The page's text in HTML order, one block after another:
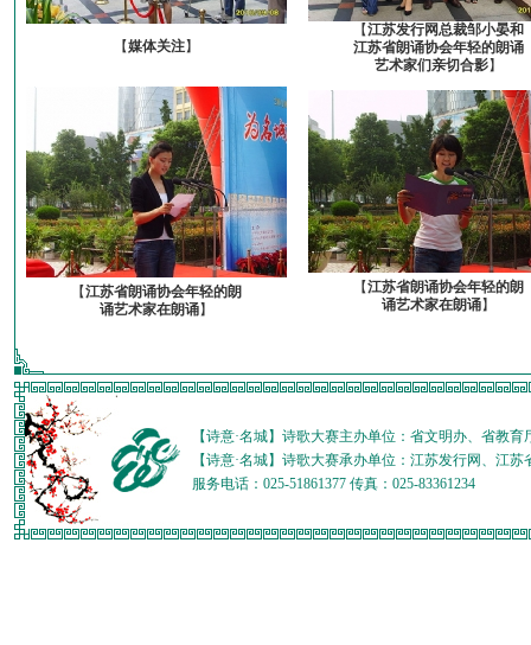
【媒体关注】
【江苏发行网总裁邹小晏和
江苏省朗诵协会年轻的朗诵
艺术家们亲切合影】
【江苏省朗诵协会年轻的朗
诵艺术家在朗诵】
【江苏省朗诵协会年轻的朗
诵艺术家在朗诵】
【诗意·名城】诗歌大赛主办单位：省文明办、省教
【诗意·名城】诗歌大赛承办单位：江苏发行网、江
服务电话：025-51861377 传真：025-83361234